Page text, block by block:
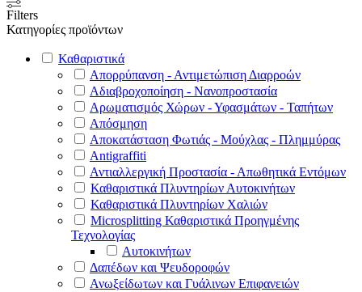
Filters
Κατηγορίες προϊόντων
Καθαριστικά
Απορρύπανση - Αντιμετώπιση Διαρροών
Αδιαβροχοποίηση - Νανοπροστασία
Αρωματισμός Χώρων - Υφασμάτων - Ταπήτων
Απόσμηση
Αποκατάσταση Φωτιάς - Μούχλας - Πλημμύρας
Antigraffiti
Αντιαλλεργική Προστασία - Απωθητικά Εντόμων
Καθαριστικά Πλυντηρίων Αυτοκινήτων
Καθαριστικά Πλυντηρίων Χαλιών
Microsplitting Καθαριστικά Προηγμένης
Τεχνολογίας
Αυτοκινήτων
Δαπέδων και Ψευδοροφών
Ανωξείδωτων και Γυάλινων Επιφανειών